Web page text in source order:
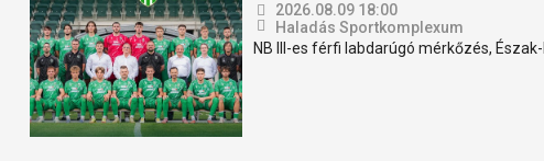
2026.08.09 18:00
Haladás Sportkomplexum
NB III-es férfi labdarúgó mérkőzés,